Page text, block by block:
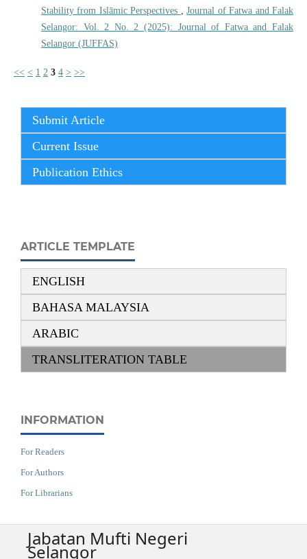
Stability from Islāmic Perspectives
,Journal of Fatwa and Falak
Selangor: Vol. 2 No. 2 (2025): Journal of Fatwa and Falak
Selangor (JUFFAS)
<< < 1 2 3 4 > >>
Submit Article
Current Issue
Publication Ethics
ARTICLE TEMPLATE
ENGLISH
BAHASA MALAYSIA
ARABIC
TRANSLITERATION TABLE
INFORMATION
For Readers
For Authors
For Librarians
Jabatan Mufti Negeri
Selangor